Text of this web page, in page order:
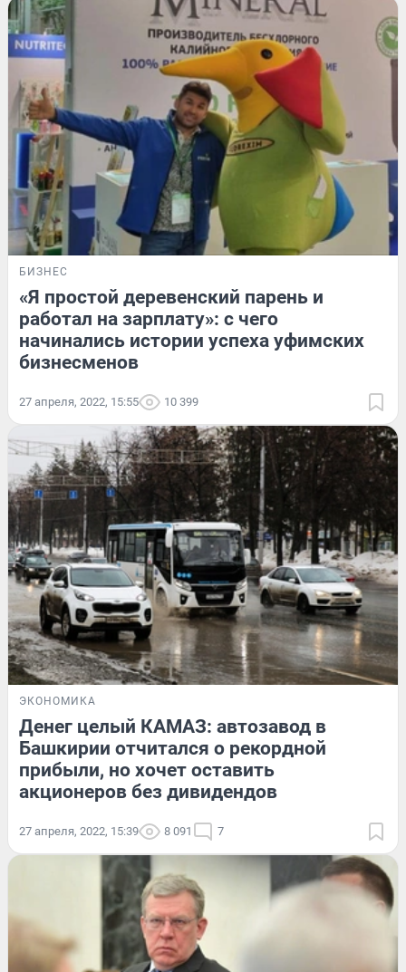
БИЗНЕС
«Я простой деревенский парень и
работал на зарплату»: с чего
начинались истории успеха уфимских
бизнесменов
27 апреля, 2022, 15:55 10 399
ЭКОНОМИКА
Денег целый КАМАЗ: автозавод в
Башкирии отчитался о рекордной
прибыли, но хочет оставить
акционеров без дивидендов
27 апреля, 2022, 15:39 8 091 7